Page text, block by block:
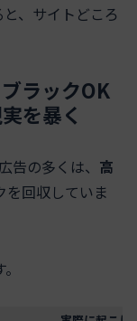
、サイトどころ
ラックOK
を暴く
告の多くは、 高
を回収していま